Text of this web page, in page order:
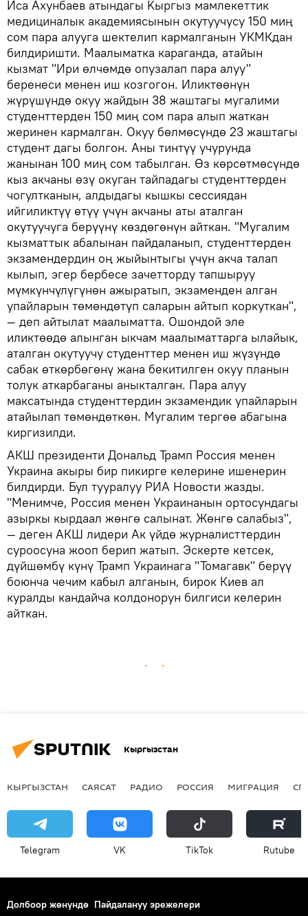
Иса Ахунбаев атындагы Kыргыз мамлекеттик
медициналык академиясынын окутуучусу 150 миң
сом пара алууга шектелип кармалганын УКМКдан
билдиришти. Маалыматка караганда, атайын
кызмат "Ири өлчөмдө опузалап пара алуу"
беренеси менен иш козгогон. Иликтөөнүн
жүрүшүндө окуу жайдын 38 жаштагы мугалими
студенттерден 150 миң сом пара алып жаткан
жеринен кармалган. Окуу бөлмөсүндө 23 жаштагы
студент дагы болгон. Аны тинтүү учурунда
жанынан 100 миң сом табылган. Өз көрсөтмөсүндө
кыз акчаны өзү окуган тайпадагы студенттерден
чогултканын, алдыдагы кышкы сессиядан
ийгиликтүү өтүү үчүн акчаны аты аталган
окутуучуга берүүнү көздөгөнүн айткан. "Мугалим
кызматтык абалынан пайдаланып, студенттерден
экзамендердин оң жыйынтыгы үчүн акча талап
кылып, эгер бербесе зачетторду тапшыруу
мүмкүнчүлүгүнөн ажыратып, экзаменден алган
упайларын төмөндөтүп саларын айтып коркуткан",
— деп айтылат маалыматта. Ошондой эле
иликтөөдө алынган ыкчам маалыматтарга ылайык,
аталган окутуучу студенттер менен иш жүзүндө
сабак өткөрбөгөнү жана бекитилген окуу планын
толук аткарбаганы аныкталган. Пара алуу
максатында студенттердин экзамендик упайларын
атайылап төмөндөткөн. Мугалим тергөө абагына
киргизилди.
АКШ президенти Дональд Трамп Россия менен
Украина акыры бир пикирге келерине ишенерин
билдирди. Бул тууралуу РИА Новости жазды.
"Менимче, Россия менен Украинанын ортосундагы
азыркы кырдаал жөнгө салынат. Жөнгө салабыз",
— деген АКШ лидери Ак үйдө журналисттердин
суроосуна жооп берип жатып. Эскерте кетсек,
дүйшөмбү күнү Трамп Украинага "Томагавк" берүү
боюнча чечим кабыл алганын, бирок Киев ал
куралды кандайча колдонорун билгиси келерин
айткан.
Кыргызстан
КЫРГЫЗСТАН САЯСАТ РАДИО РОССИЯ МИГРАЦИЯ
Telegram VK ТikТоk Rutube
Долбоор жөнүндө Пайдалануу эрежелери